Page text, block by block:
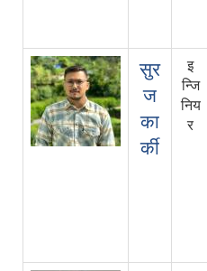
सुर
ज
का
र्की
इ
न्जि
निय
र